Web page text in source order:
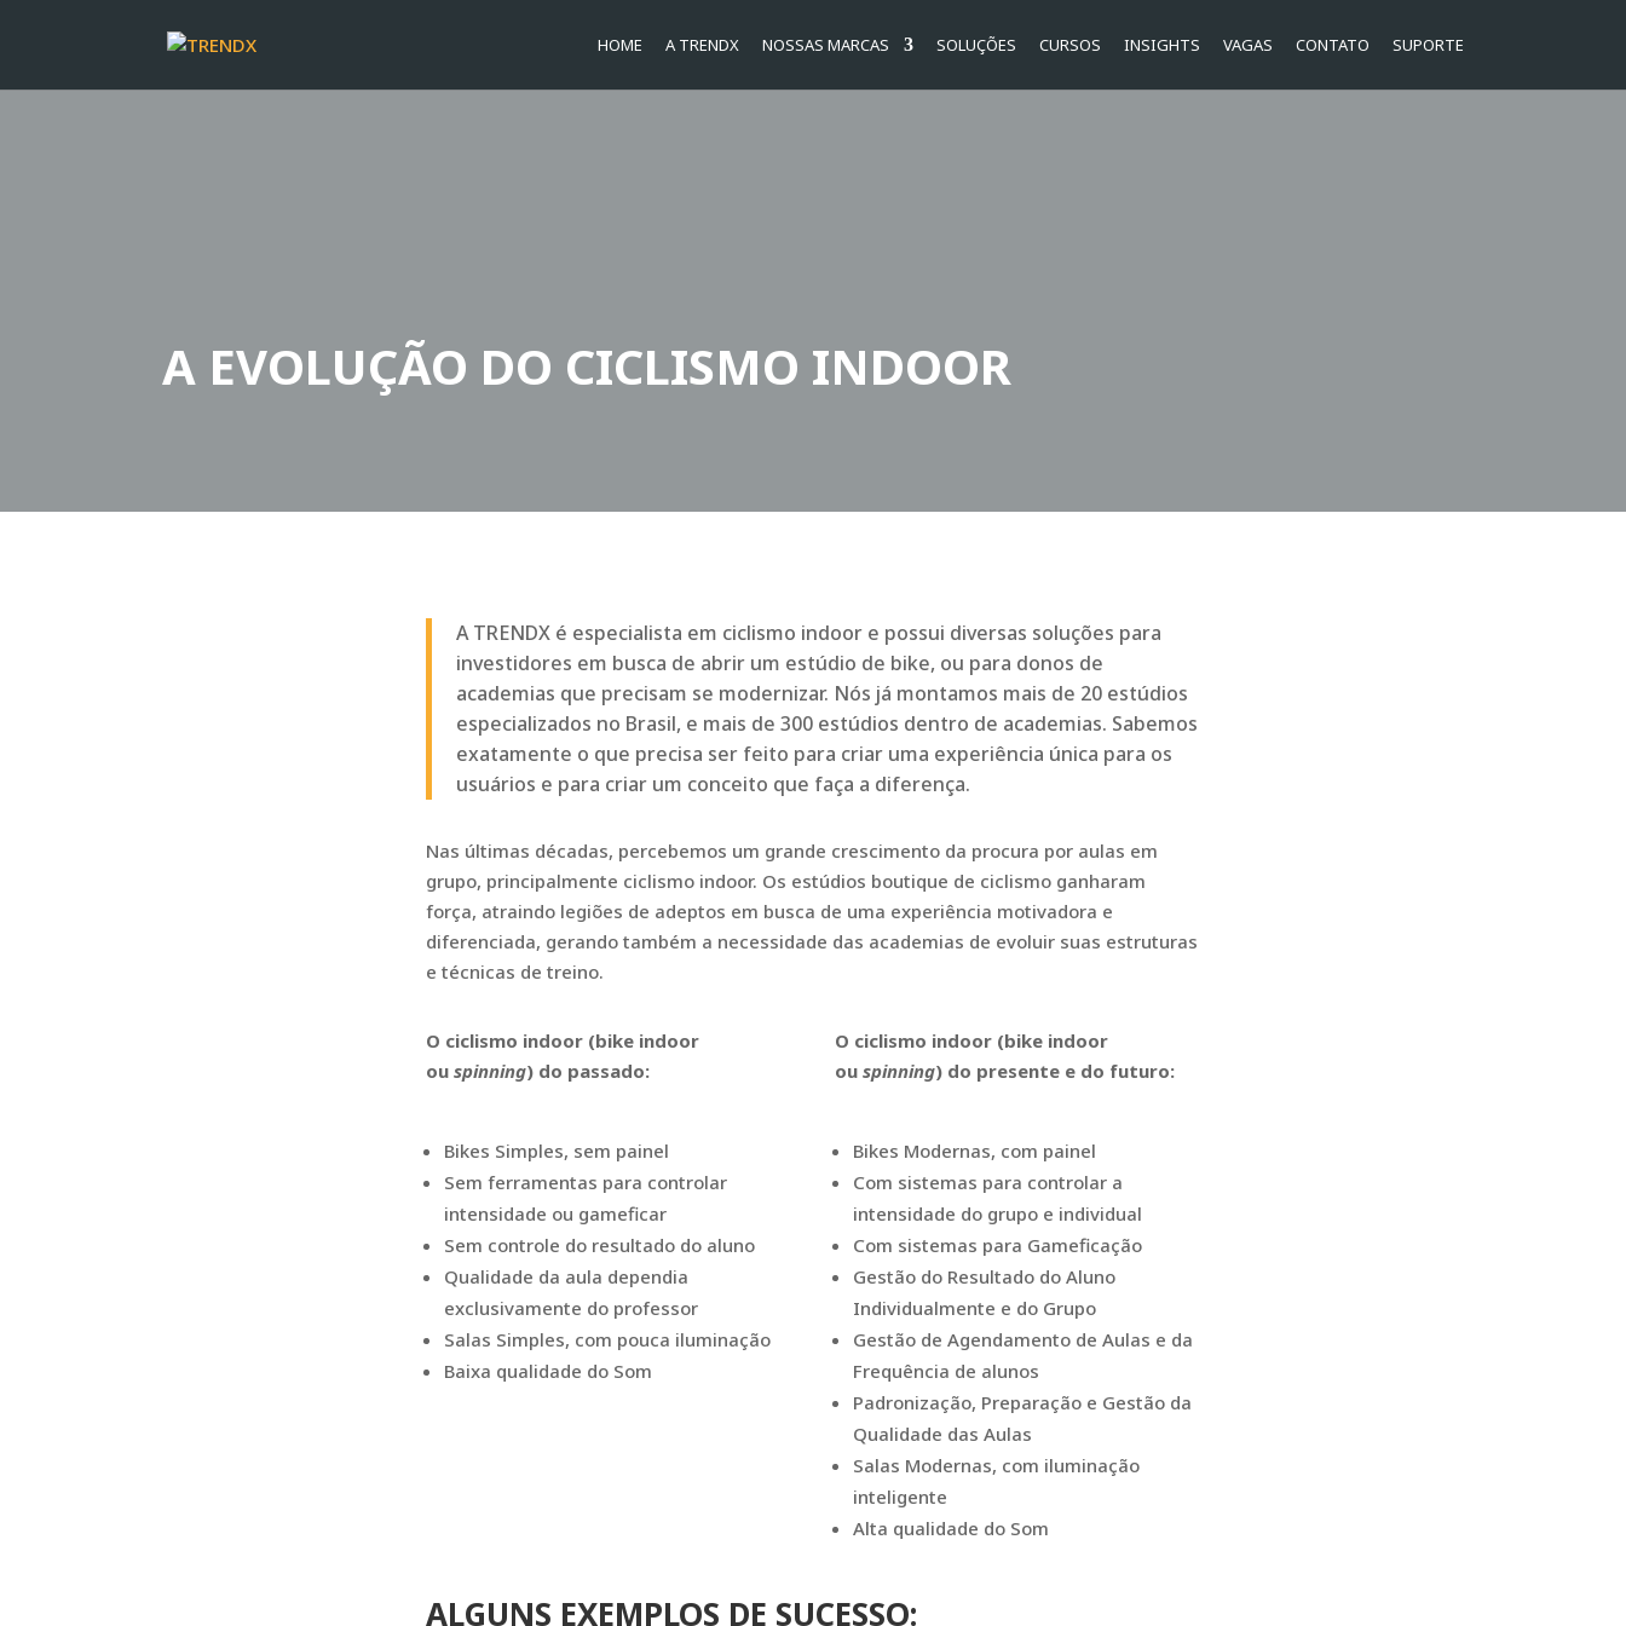
HOME A TRENDX NOSSAS MARCAS SOLUÇÕES CURSOS INSIGHTS VAGAS CONTATO SUPORTE
A EVOLUÇÃO DO CICLISMO INDOOR
A TRENDX é especialista em ciclismo indoor e possui diversas soluções para
investidores em busca de abrir um estúdio de bike, ou para donos de
academias que precisam se modernizar. Nós já montamos mais de 20 estúdios
especializados no Brasil, e mais de 300 estúdios dentro de academias. Sabemos
exatamente o que precisa ser feito para criar uma experiência única para os
usuários e para criar um conceito que faça a diferença.
Nas últimas décadas, percebemos um grande crescimento da procura por aulas em
grupo, principalmente ciclismo indoor. Os estúdios boutique de ciclismo ganharam
força, atraindo legiões de adeptos em busca de uma experiência motivadora e
diferenciada, gerando também a necessidade das academias de evoluir suas estruturas
e técnicas de treino.
O ciclismo indoor (bike indoor
ou spinning) do passado:
Bikes Simples, sem painel
Sem ferramentas para controlar
intensidade ou gameficar
Sem controle do resultado do aluno
Qualidade da aula dependia
exclusivamente do professor
Salas Simples, com pouca iluminação
Baixa qualidade do Som
O ciclismo indoor (bike indoor
ou spinning) do presente e do futuro:
Bikes Modernas, com painel
Com sistemas para controlar a
intensidade do grupo e individual
Com sistemas para Gameficação
Gestão do Resultado do Aluno
Individualmente e do Grupo
Gestão de Agendamento de Aulas e da
Frequência de alunos
Padronização, Preparação e Gestão da
Qualidade das Aulas
Salas Modernas, com iluminação
inteligente
Alta qualidade do Som
ALGUNS EXEMPLOS DE SUCESSO: